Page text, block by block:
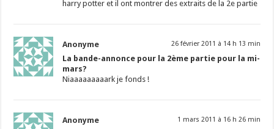
harry potter et il ont montrer des extraits de la 2e partie
Anonyme 26 février 2011 à 14 h 13 min
La bande-annonce pour la 2ème partie pour la mi-
mars?
Niaaaaaaaaark je fonds !
Anonyme 1 mars 2011 à 16 h 26 min